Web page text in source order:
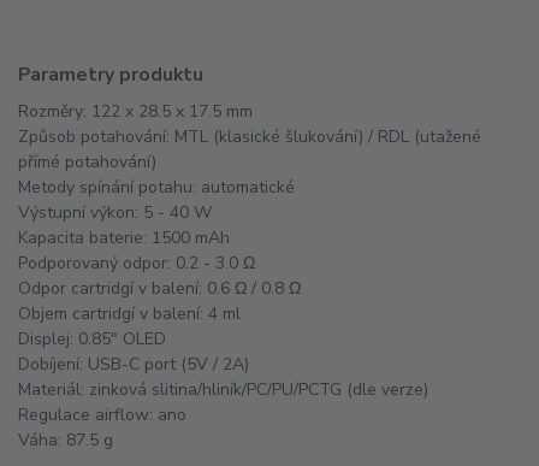
Parametry produktu
Rozměry: 122 x 28.5 x 17.5 mm
Způsob potahování: MTL (klasické šlukování) / RDL (utažené
přímé potahování)
Metody spínání potahu: automatické
Výstupní výkon: 5 - 40 W
Kapacita baterie: 1500 mAh
Podporovaný odpor: 0.2 - 3.0 Ω
Odpor cartridgí v balení: 0.6 Ω / 0.8 Ω
Objem cartridgí v balení: 4 ml
Displej: 0.85" OLED
Dobíjení: USB-C port (5V / 2A)
Materiál: zinková slitina/hliník/PC/PU/PCTG (dle verze)
Regulace airflow: ano
Váha: 87.5 g